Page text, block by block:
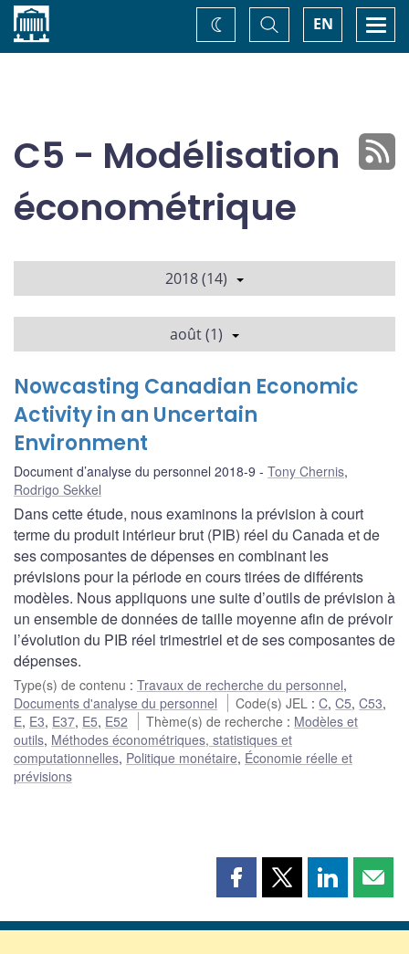
Accueil EN
Basculer
la
recherche
Changez
de
C5 - Modélisation
économétrique
2018 (14)
août (1)
Nowcasting Canadian Economic
Activity in an Uncertain
Environment
Document d’analyse du personnel 2018-9 Tony Chernis,
Rodrigo Sekkel
Dans cette étude, nous examinons la prévision à court
terme du produit intérieur brut (PIB) réel du Canada et de
ses composantes de dépenses en combinant les
prévisions pour la période en cours tirées de différents
modèles. Nous appliquons une suite d’outils de prévision à
un ensemble de données de taille moyenne afin de prévoir
l’évolution du PIB réel trimestriel et de ses composantes de
dépenses.
Type(s) de contenu : Travaux de recherche du personnel,
Documents d'analyse du personnel
Code(s) JEL :C,C5,C53,
E, E3, E37, E5, E52 Thème(s) de recherche : Modèles et
outils, Méthodes économétriques, statistiques et
computationnelles, Politique monétaire, Économie réelle et
prévisions
Partager
page
Partager
page
Partager
page page